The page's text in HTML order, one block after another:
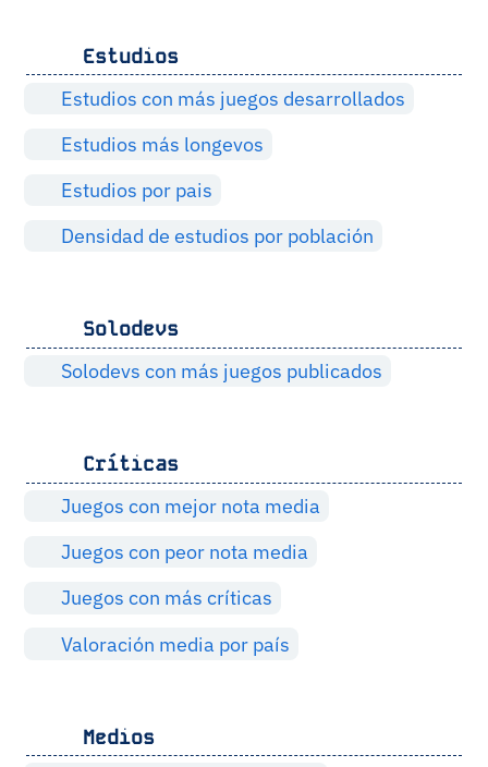
Estudios
Estudios con más juegos desarrollados
Estudios más longevos
Estudios por pais
Densidad de estudios por población
Solodevs
Solodevs con más juegos publicados
Críticas
Juegos con mejor nota media
Juegos con peor nota media
Juegos con más críticas
Valoración media por país
Medios